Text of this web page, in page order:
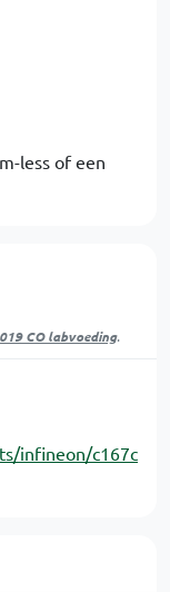
less of een
CO labvoeding.
infineon/c167c